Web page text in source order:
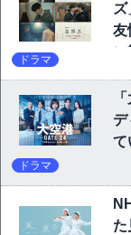
友
に
ドラマ
デ
て
ドラマ
た